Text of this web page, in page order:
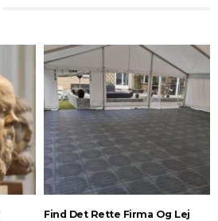
Find Det Rette Firma Og Lej